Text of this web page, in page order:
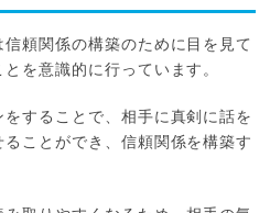
頼関係の構築のために目を見て
を意識的に行っています。
することで、相手に真剣に話を
ことができ、信頼関係を構築す